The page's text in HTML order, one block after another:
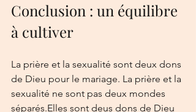
Conclusion : un équilibre
à cultiver
La prière et la sexualité sont deux dons
de Dieu pour le mariage. La prière et la
sexualité ne sont pas deux mondes
séparés.Elles sont deus dons de Dieu